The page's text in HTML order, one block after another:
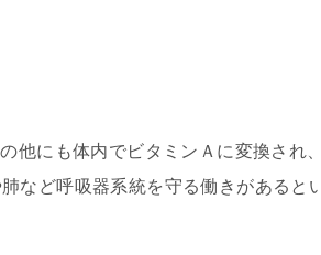
他にも体内でビタミンＡに変換され
など呼吸器系統を守る働きがあると